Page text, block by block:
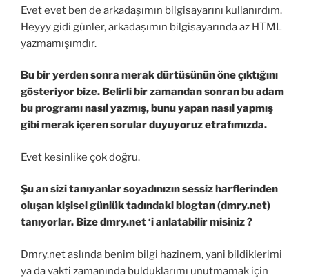
Evet evet ben de arkadaşımın bilgisayarını kullanırdım.
Heyyy gidi günler, arkadaşımın bilgisayarında az HTML
yazmamışımdır.
Bu bir yerden sonra merak dürtüsünün öne çıktığını
gösteriyor bize. Belirli bir zamandan sonran bu adam
bu programı nasıl yazmış, bunu yapan nasıl yapmış
gibi merak içeren sorular duyuyoruz etrafımızda.
Evet kesinlike çok doğru.
Şu an sizi tanıyanlar soyadınızın sessiz harflerinden
oluşan kişisel günlük tadındaki blogtan (dmry.net)
tanıyorlar. Bize dmry.net ‘i anlatabilir misiniz ?
Dmry.net aslında benim bilgi hazinem, yani bildiklerimi
ya da vakti zamanında bulduklarımı unutmamak için